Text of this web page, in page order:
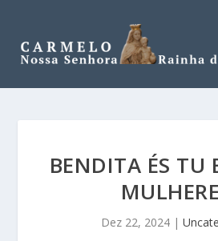
BENDITA ÉS TU
Dez 22, 2024 |